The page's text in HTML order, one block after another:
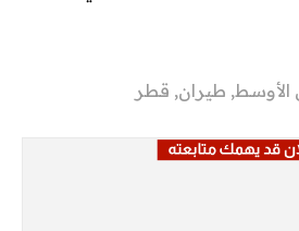
الأوسط, طيران, قطر